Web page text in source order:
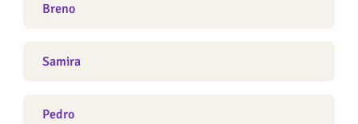
Breno
Samira
Pedro